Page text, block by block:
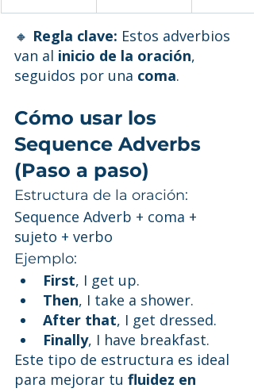
🔸 Regla clave: Estos adverbios
van al inicio de la oración,
seguidos por una coma.
Cómo usar los
Sequence Adverbs
(Paso a paso)
Estructura de la oración:
Sequence Adverb + coma +
sujeto + verbo
Ejemplo:
First, I get up.
Then, I take a shower.
After that, I get dressed.
Finally, I have breakfast.
Este tipo de estructura es ideal
para mejorar tu fluidez en